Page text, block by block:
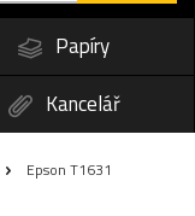
Papíry
Kancelář
Epson T1631